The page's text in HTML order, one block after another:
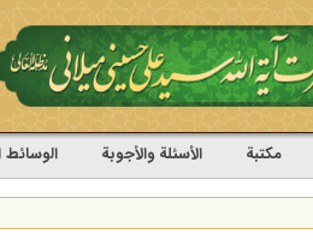
مکتبة الأسئلة والأجوبة الوسائط